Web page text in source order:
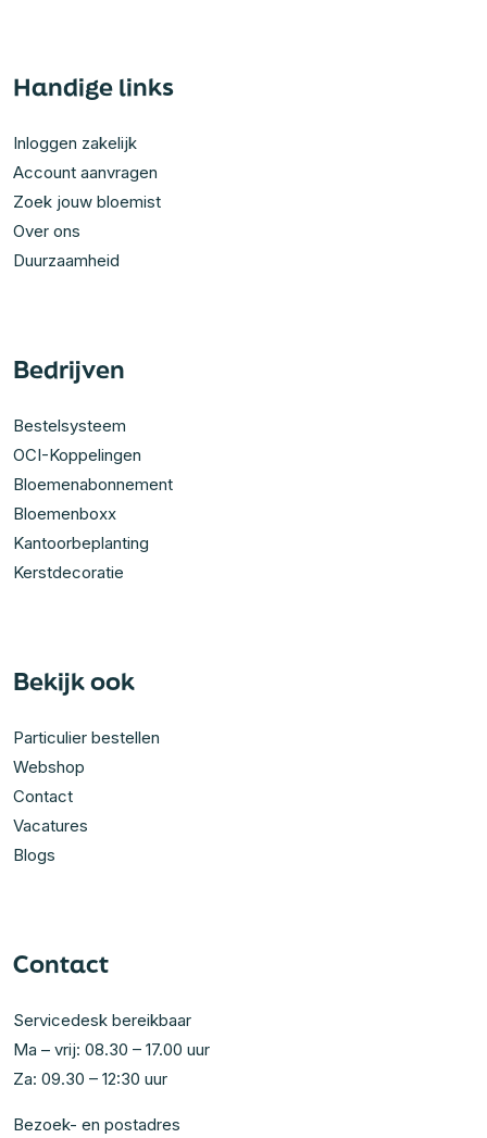
Handige links
Inloggen zakelijk
Account aanvragen
Zoek jouw bloemist
Over ons
Duurzaamheid
Bedrijven
Bestelsysteem
OCI-Koppelingen
Bloemenabonnement
Bloemenboxx
Kantoorbeplanting
Kerstdecoratie
Bekijk ook
Particulier bestellen
Webshop
Contact
Vacatures
Blogs
Contact
Servicedesk bereikbaar
Ma – vrij: 08.30 – 17.00 uur
Za: 09.30 – 12:30 uur
Bezoek- en postadres